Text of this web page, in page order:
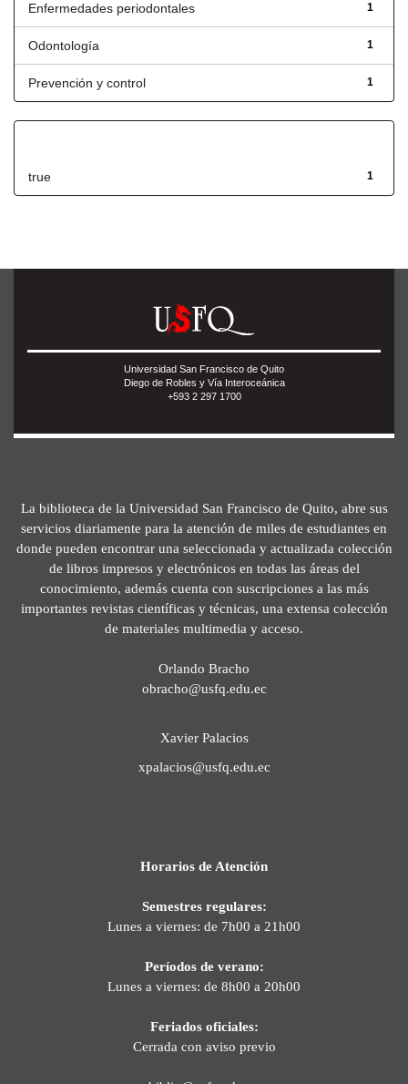
1
Enfermedades periodontales
1
Odontología
1
Prevención y control
1
true
Universidad San Francisco de Quito
Diego de Robles y Vía Interoceánica
+593 2 297 1700
La biblioteca de la Universidad San Francisco de Quito, abre sus
servicios diariamente para la atención de miles de estudiantes en
donde pueden encontrar una seleccionada y actualizada colección
de libros impresos y electrónicos en todas las áreas del
conocimiento, además cuenta con suscripciones a las más
importantes revistas científicas y técnicas, una extensa colección
de materiales multimedia y acceso.
Orlando Bracho
obracho@usfq.edu.ec
Xavier Palacios
xpalacios@usfq.edu.ec
Horarios de Atención
Semestres regulares:
Lunes a viernes: de 7h00 a 21h00
Períodos de verano:
Lunes a viernes: de 8h00 a 20h00
Feriados oficiales:
Cerrada con aviso previo